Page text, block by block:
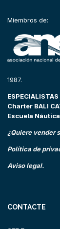
Miembros de:
1987.
Charter BALI
Escuela Náutica
¿Quiere vender
Política de
Aviso legal.
CONTACTE